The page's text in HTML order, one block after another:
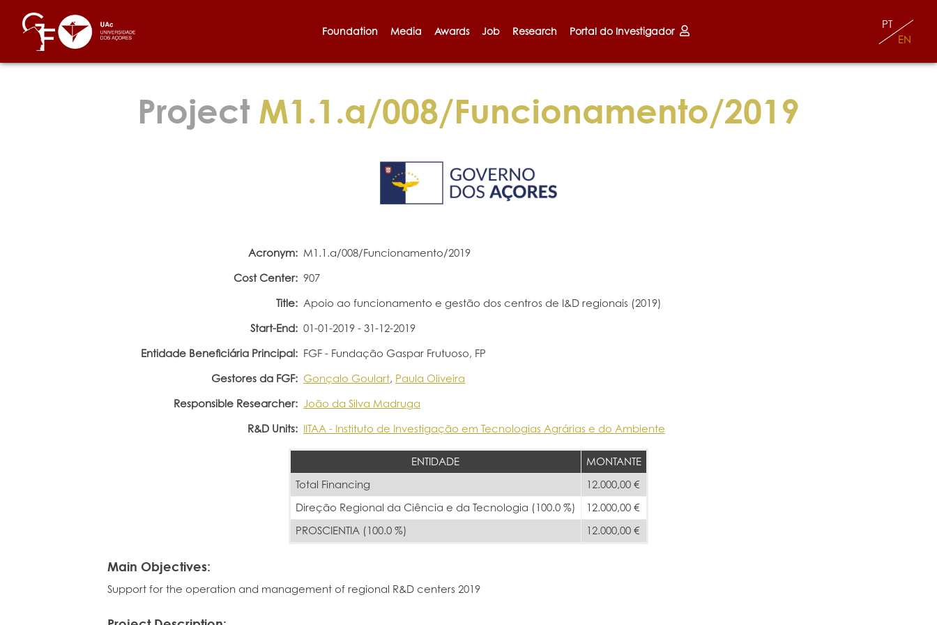
Foundation Media Awards Job Research Portal do Investigador
EN
PT
Project M1.1.a/008/Funcionamento/2019
Acronym: M1.1.a/008/Funcionamento/2019
Cost Center: 907
Title: Apoio ao funcionamento e gestão dos centros de I&D regionais (2019)
Start-End: 01-01-2019 - 31-12-2019
Entidade Beneficiária Principal: FGF - Fundação Gaspar Frutuoso, FP
Gestores da FGF: Gonçalo Goulart, Paula Oliveira
Responsible Researcher: João da Silva Madruga
R&D Units: IITAA - Instituto de Investigação em Tecnologias Agrárias e do Ambiente
ENTIDADE
MONTANTE
Total Financing
12.000,00 €
Direção Regional da Ciência e da Tecnologia (100.0 %)
12.000,00 €
PROSCIENTIA (100.0 %)
12.000,00 €
Main Objectives:
Support for the operation and management of regional R&D centers 2019